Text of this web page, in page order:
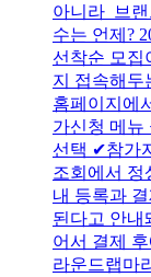
아니라 브랜
수는 언제?
선착순 모집
지 접속해두
홈페이지에
가신청 메뉴
선택 ✔참가
조회에서 정
내 등록과
된다고 안내
어서 결제
라운드랩마